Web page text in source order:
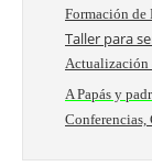
Formación de
Taller para
Actualización
A Papás y
Conferencias,